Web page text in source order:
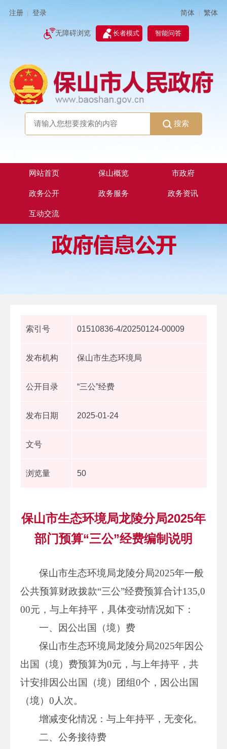
注册 登录 简体 | 繁体
无障碍浏览 长者模式 智能问答
搜索
网站首页 保山概览 市政府
政务公开 政务服务 政务资讯
互动交流
索引号 01510836-4/20250124-00009
发布机构 保山市生态环境局
公开目录 “三公”经费
发布日期 2025-01-24
文号
浏览量 50
保山市生态环境局龙陵分局2025年
部门预算“三公”经费编制说明
保山市生态环境局龙陵分局2025年一般
公共预算财政拨款“三公”经费预算合计135,0
00元，与上年持平，具体变动情况如下：
一、因公出国（境）费
保山市生态环境局龙陵分局2025年因公
出国（境）费预算为0元，与上年持平，共
计安排因公出国（境）团组0个，因公出国
（境）0人次。
增减变化情况：与上年持平，无变化。
二、公务接待费